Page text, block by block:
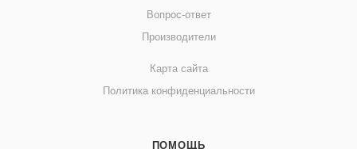
Вопрос-ответ
Производители
Карта сайта
Политика конфиденциальности
ПОМОЩЬ